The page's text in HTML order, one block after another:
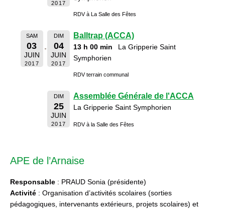
2017
RDV à La Salle des Fêtes
SAM
03
JUIN
2017
DIM
04
JUIN
2017
Balltrap (ACCA)
13 h 00 min
La Gripperie Saint
Symphorien
RDV terrain communal
DIM
25
JUIN
2017
Assemblée Générale de l'ACCA
La Gripperie Saint Symphorien
RDV à la Salle des Fêtes
APE de l’Arnaise
Responsable : PRAUD Sonia (présidente)
Activité : Organisation d’activités scolaires (sorties
pédagogiques, intervenants extérieurs, projets scolaires) et